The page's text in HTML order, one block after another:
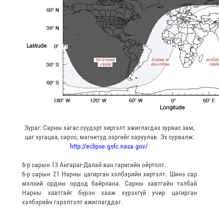
Зураг: Сарны хагас сүүдэрт хиртэлт ажиглагдах зурвас зам,
цаг хугацаа, сарос, магнитуд зэргийг харуулав. Эх сурвалж:
http://eclipse.gsfc.nasa.gov/
6-р сарын 13 Ангараг-Далай ван гаригийн ойртолт.
6-р сарын 21 Нарны цагирган хэлбэрийн хиртэлт. Шинэ сар
мэлхий ордны ордод байрлана. Сарны хавтгайн талбай
Нарны хавтгайг бүрэн хааж хүрэхгүй учир цагирган
хэлбэрийн гэрэлтэлт ажиглагддаг.